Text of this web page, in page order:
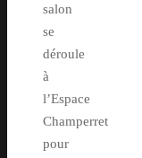
salon
se
déroule
à
l’Espace
Champerret
pour